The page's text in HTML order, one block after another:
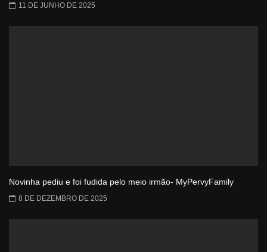
11 DE JUNHO DE 2025
Novinha pediu e foi fudida pelo meio irmão- MyPervyFamily
8 DE DEZEMBRO DE 2025